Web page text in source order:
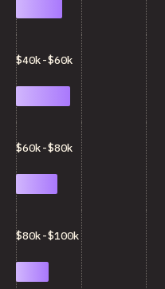
$40k-$60k
$60k-$80k
$80k-$100k